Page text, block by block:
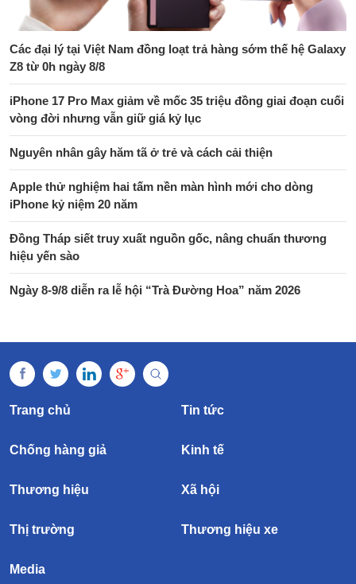
Các đại lý tại Việt Nam đồng loạt trả hàng sớm thế hệ Galaxy
Z8 từ 0h ngày 8/8
iPhone 17 Pro Max giảm về mốc 35 triệu đồng giai đoạn cuối
vòng đời nhưng vẫn giữ giá kỷ lục
Nguyên nhân gây hăm tã ở trẻ và cách cải thiện
Apple thử nghiệm hai tấm nền màn hình mới cho dòng
iPhone kỷ niệm 20 năm
Đồng Tháp siết truy xuất nguồn gốc, nâng chuẩn thương
hiệu yến sào
Ngày 8-9/8 diễn ra lễ hội “Trà Đường Hoa” năm 2026
Trang chủ Tin tức
Chống hàng giả Kinh tế
Thương hiệu Xã hội
Thị trường Thương hiệu xe
Media